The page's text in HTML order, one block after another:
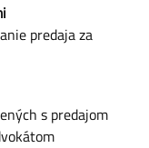
predaja za
s predajom